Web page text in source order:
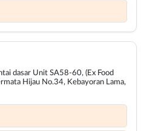
dasar Unit SA58-60, (Ex Food
Hijau No.34, Kebayoran Lama,